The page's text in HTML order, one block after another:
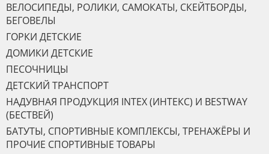
ВЕЛОСИПЕДЫ, РОЛИКИ, САМОКАТЫ, СКЕЙТБОРДЫ,
БЕГОВЕЛЫ
ГОРКИ ДЕТСКИЕ
ДОМИКИ ДЕТСКИЕ
ПЕСОЧНИЦЫ
ДЕТСКИЙ ТРАНСПОРТ
НАДУВНАЯ ПРОДУКЦИЯ INTEX (ИНТЕКС) И BESTWAY
(БЕСТВЕЙ)
БАТУТЫ, СПОРТИВНЫЕ КОМПЛЕКСЫ, ТРЕНАЖЁРЫ И
ПРОЧИЕ СПОРТИВНЫЕ ТОВАРЫ